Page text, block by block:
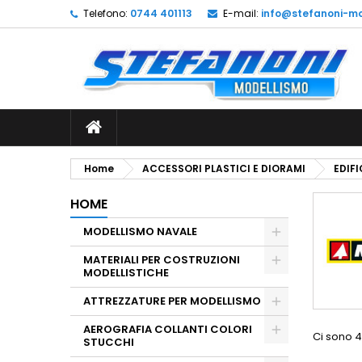
Telefono: 0744 401113 E-mail: info@stefanoni-
Home ACCESSORI PLASTICI E DIORAMI
HOME
MODELLISMO NAVALE
MATERIALI PER COSTRUZIONI
MODELLISTICHE
ATTREZZATURE PER MODELLISMO
AEROGRAFIA COLLANTI COLORI
STUCCHI
Ci sono